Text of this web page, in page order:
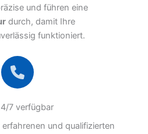
und führen eine
durch, damit Ihre
funktioniert.
7 verfügbar
und qualifizierten